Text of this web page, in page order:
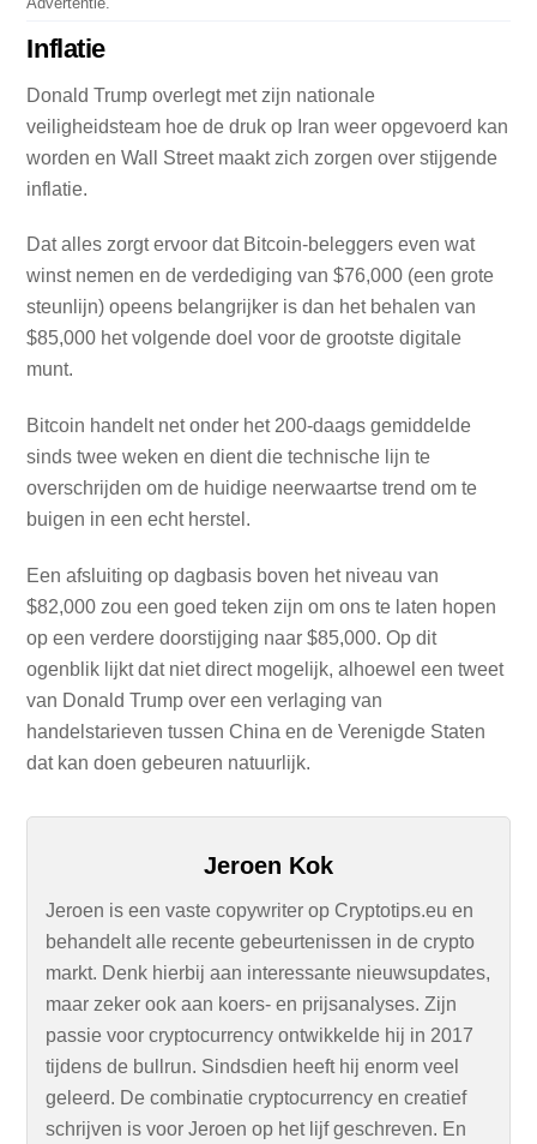
Advertentie.
Inflatie
Donald Trump overlegt met zijn nationale
veiligheidsteam hoe de druk op Iran weer opgevoerd kan
worden en Wall Street maakt zich zorgen over stijgende
inflatie.
Dat alles zorgt ervoor dat Bitcoin-beleggers even wat
winst nemen en de verdediging van $76,000 (een grote
steunlijn) opeens belangrijker is dan het behalen van
$85,000 het volgende doel voor de grootste digitale
munt.
Bitcoin handelt net onder het 200-daags gemiddelde
sinds twee weken en dient die technische lijn te
overschrijden om de huidige neerwaartse trend om te
buigen in een echt herstel.
Een afsluiting op dagbasis boven het niveau van
$82,000 zou een goed teken zijn om ons te laten hopen
op een verdere doorstijging naar $85,000. Op dit
ogenblik lijkt dat niet direct mogelijk, alhoewel een tweet
van Donald Trump over een verlaging van
handelstarieven tussen China en de Verenigde Staten
dat kan doen gebeuren natuurlijk.
Jeroen Kok
Jeroen is een vaste copywriter op Cryptotips.eu en
behandelt alle recente gebeurtenissen in de crypto
markt. Denk hierbij aan interessante nieuwsupdates,
maar zeker ook aan koers- en prijsanalyses. Zijn
passie voor cryptocurrency ontwikkelde hij in 2017
tijdens de bullrun. Sindsdien heeft hij enorm veel
geleerd. De combinatie cryptocurrency en creatief
schrijven is voor Jeroen op het lijf geschreven. En